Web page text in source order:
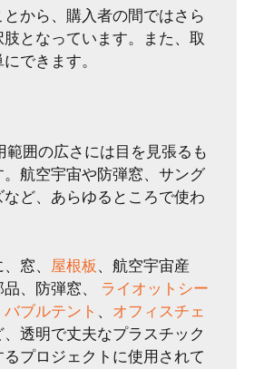
から、購入者の間ではさら
となっています。また、取
できます。
範囲の広さには目を見張るも
航空宇宙や防弾窓、サング
など、あらゆるところで使わ
窓、 屋根板 、航空宇宙産
、防弾窓、
ライオットシー
バブルテント 、 オフィスチェ
、透明で丈夫なプラスチック
プロジェクトに使用されて